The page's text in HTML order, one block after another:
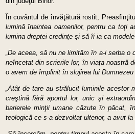
În cuvântul de învăţătură rostit,
lumină înaintea oamenilor, pentru ca toţi
lumina dreptei credinţe şi să îi ia ca
„De aceea, să nu ne limităm în a-i serba
neîncetat din scrierile lor, în viaţa noastră
o avem de împlinit în slujirea lui Dumnezeu
„Atât de tare au strălucit luminile
creştină fără aportul lor, unic şi
barierele minţii umane căzute în păcat,
teologică ce s-a dezvoltat ulterior, a avut